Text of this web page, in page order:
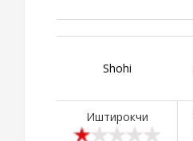
Shohi
Иштирокчи